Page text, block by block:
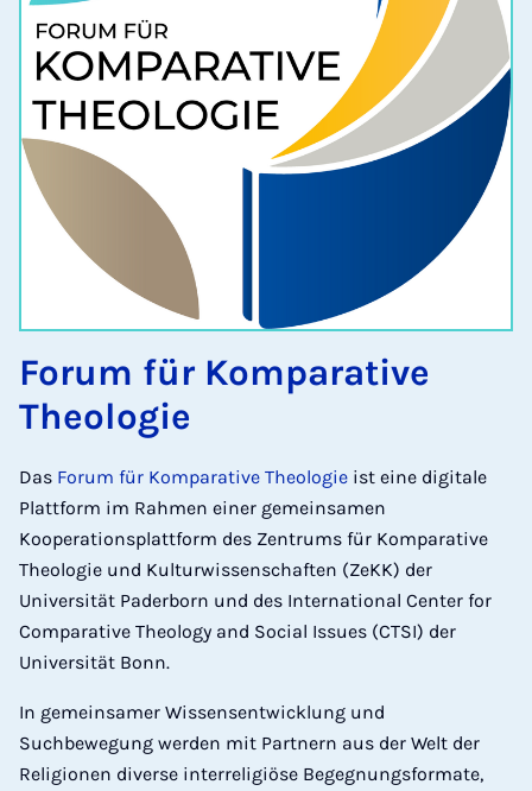
Forum für Komparative
Theologie
Das Forum für Komparative Theologie ist eine digitale
Plattform im Rahmen einer gemeinsamen
Kooperationsplattform des Zentrums für Komparative
Theologie und Kulturwissenschaften (ZeKK) der
Universität Paderborn und des International Center for
Comparative Theology and Social Issues (CTSI) der
Universität Bonn.
In gemeinsamer Wissensentwicklung und
Suchbewegung werden mit Partnern aus der Welt der
Religionen diverse interreligiöse Begegnungsformate,